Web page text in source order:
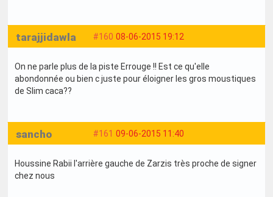
#160 08-06-2015 19:12
tarajjidawla
On ne parle plus de la piste Errouge !! Est ce qu'elle
abondonnée ou bien c juste pour éloigner les gros moustiques
de Slim caca??
#161 09-06-2015 11:40
sancho
Houssine Rabii l'arrière gauche de Zarzis très proche de signer
chez nous